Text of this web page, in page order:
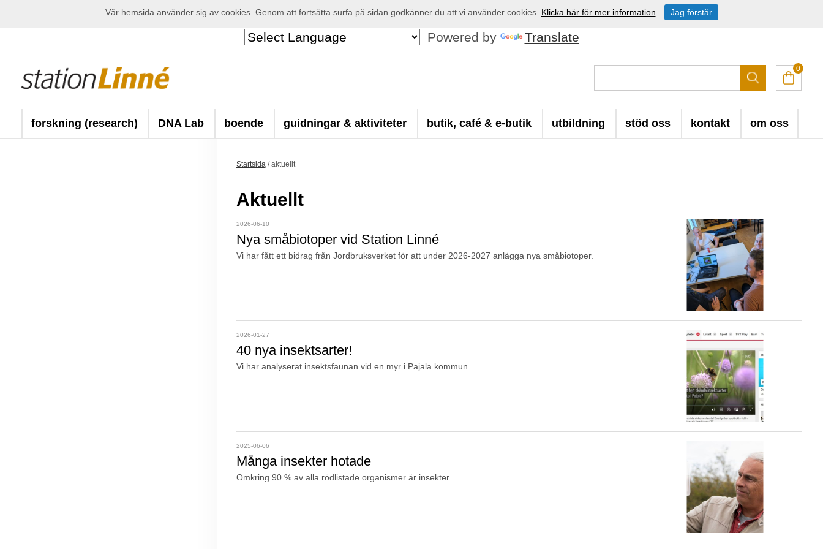
Powered by Translate
0
forskning (research) DNA Lab boende guidningar & aktiviteter butik, café & e-butik utbildning stöd oss kontakt om oss
Startsida/aktuellt
Aktuellt
2026-06-10
Nya småbiotoper vid Station Linné
Vi har fått ett bidrag från Jordbruksverket för att under 2026-2027 anlägga nya småbiotoper.
2026-01-27
40 nya insektsarter!
Vi har analyserat insektsfaunan vid en myr i Pajala kommun.
2025-06-06
Många insekter hotade
Omkring 90 % av alla rödlistade organismer är insekter.
Vår hemsida använder sig av cookies. Genom att fortsätta surfa på sidan godkänner du att vi använder cookies. Klicka här för mer information Jag förstår